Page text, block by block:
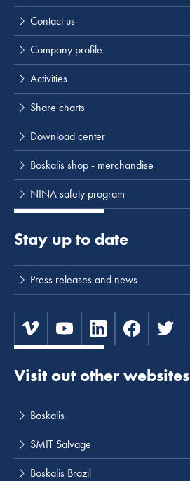
Contact us
Company profile
Activities
Share charts
Download center
Boskalis shop - merchandise
NINA safety program
Visit out other websites
Boskalis
SMIT Salvage
Boskalis Brazil
Stay up to date
Press releases and news